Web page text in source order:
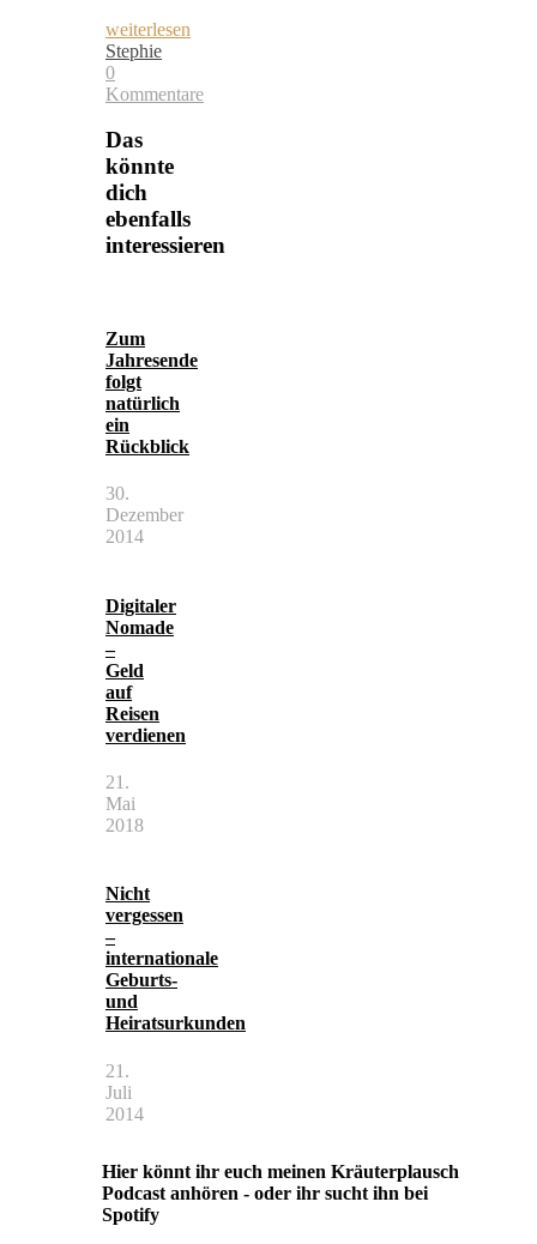
weiterlesen
Stephie
0
Kommentare
Das
könnte
dich
ebenfalls
interessieren
Zum
Jahresende
folgt
natürlich
ein
Rückblick
30.
Dezember
2014
Digitaler
Nomade
–
Geld
auf
Reisen
verdienen
21.
Mai
2018
Nicht
vergessen
–
internationale
Geburts-
und
Heiratsurkunden
21.
Juli
2014
Hier könnt ihr euch meinen Kräuterplausch
Podcast anhören - oder ihr sucht ihn bei
Spotify